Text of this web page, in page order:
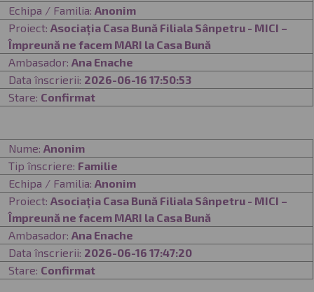
Echipa / Familia: Anonim
Proiect: Asociația Casa Bună Filiala Sânpetru - MICI –
Împreună ne facem MARI la Casa Bună
Ambasador: Ana Enache
Data înscrierii: 2026-06-16 17:50:53
Stare: Confirmat
Nume: Anonim
Tip înscriere: Familie
Echipa / Familia: Anonim
Proiect: Asociația Casa Bună Filiala Sânpetru - MICI –
Împreună ne facem MARI la Casa Bună
Ambasador: Ana Enache
Data înscrierii: 2026-06-16 17:47:20
Stare: Confirmat